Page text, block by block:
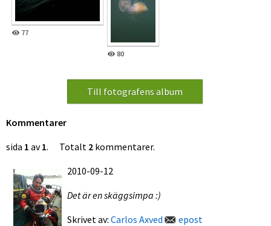
77
80
Kommentarer
sida 1 av1. Totalt 2 kommentarer.
2010-09-12
Det är en skäggsimpa :)
Skrivet av: Carlos Axved epost